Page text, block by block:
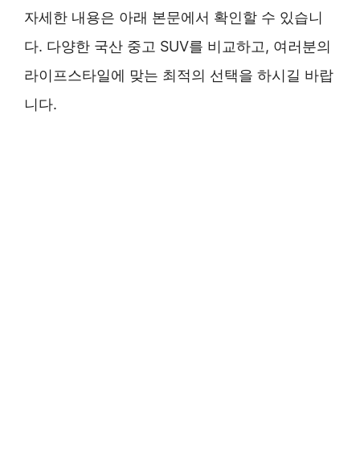
자세한 내용은 아래 본문에서 확인할 수 있습니
다. 다양한 국산 중고 SUV를 비교하고, 여러분의
라이프스타일에 맞는 최적의 선택을 하시길 바랍
니다.